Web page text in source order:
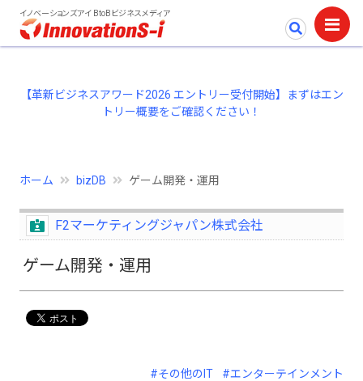
イノベーションズアイ BtoBビジネスメディア
【革新ビジネスアワード2026 エントリー受付開始】まずはエン
トリー概要をご確認ください！
ホーム bizDB ゲーム開発・運用
F2マーケティングジャパン株式会社
ゲーム開発・運用
#その他のIT #エンターテインメント